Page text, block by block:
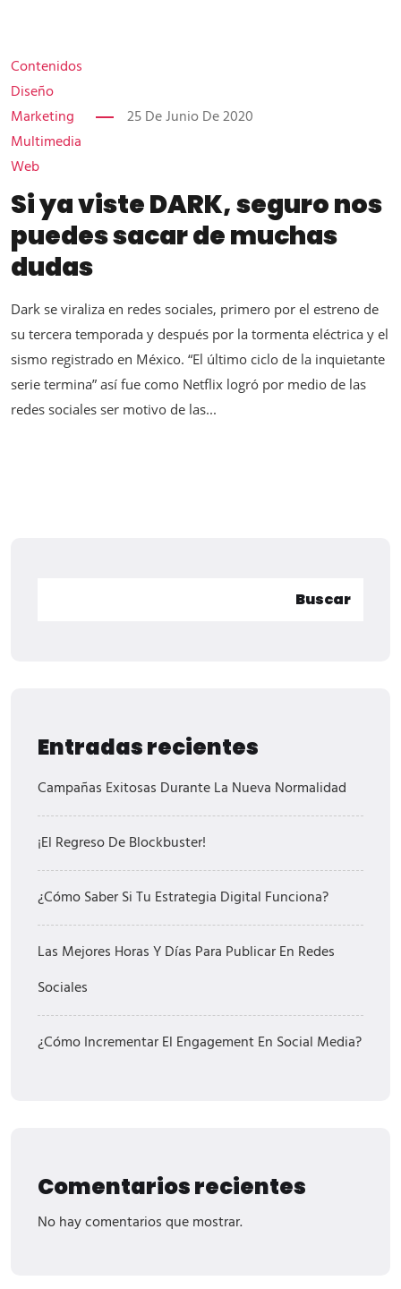
Contenidos
Diseño
Marketing
Multimedia
Web
25 De Junio De 2020
Si ya viste DARK, seguro nos
puedes sacar de muchas
dudas
Dark se viraliza en redes sociales, primero por el estreno de
su tercera temporada y después por la tormenta eléctrica y el
sismo registrado en México. “El último ciclo de la inquietante
serie termina” así fue como Netflix logró por medio de las
redes sociales ser motivo de las...
Buscar
Entradas recientes
Campañas Exitosas Durante La Nueva Normalidad
¡El Regreso De Blockbuster!
¿Cómo Saber Si Tu Estrategia Digital Funciona?
Las Mejores Horas Y Días Para Publicar En Redes
Sociales
¿Cómo Incrementar El Engagement En Social Media?
Comentarios recientes
No hay comentarios que mostrar.